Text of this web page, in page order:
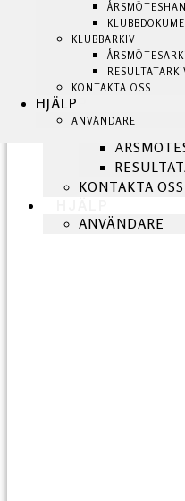
OM KLUBBEN
DOKUMENT
KLUBBARKIV
KONTAKTA OSS
ANVÄNDARE
KLUBBARKIV
KONTAKTA OSS
HJÄLP
ANVÄNDARE
KLUBBARKIV
KONTAKTA OSS
HJÄLP
ANVÄNDARE